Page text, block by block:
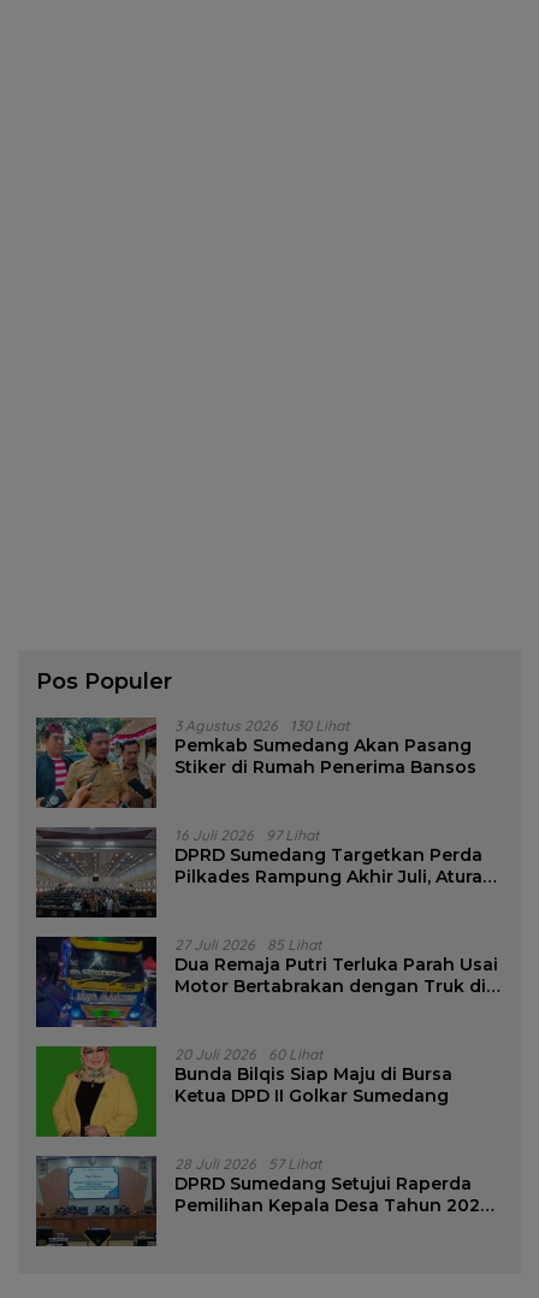
Pos Populer
3 Agustus 2026 130 Lihat
Pemkab Sumedang Akan Pasang
Stiker di Rumah Penerima Bansos
16 Juli 2026 97 Lihat
DPRD Sumedang Targetkan Perda
Pilkades Rampung Akhir Juli, Aturan
27 Juli 2026 85 Lihat
Dua Remaja Putri Terluka Parah Usai
Motor Bertabrakan dengan Truk di
20 Juli 2026 60 Lihat
Bunda Bilqis Siap Maju di Bursa
Ketua DPD II Golkar Sumedang
28 Juli 2026 57 Lihat
DPRD Sumedang Setujui Raperda
Pemilihan Kepala Desa Tahun 2026